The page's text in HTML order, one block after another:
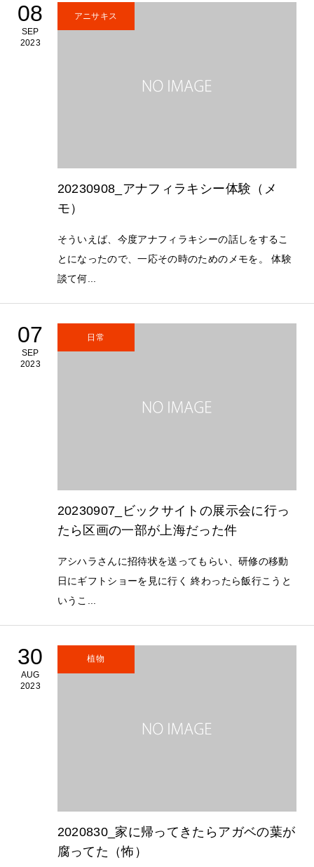
08
SEP
2023
アニサキス
20230908_アナフィラキシー体験（メ
モ）
そういえば、今度アナフィラキシーの話しをするこ
とになったので、一応その時のためのメモを。 体験
談て何...
07
SEP
2023
日常
20230907_ビックサイトの展示会に行っ
たら区画の一部が上海だった件
アシハラさんに招待状を送ってもらい、研修の移動
日にギフトショーを見に行く 終わったら飯行こうと
いうこ...
30
AUG
2023
植物
2020830_家に帰ってきたらアガベの葉が
腐ってた（怖）